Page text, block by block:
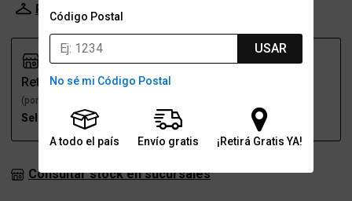
Código Postal
USAR
No sé mi Código Postal
A todo el país Envío gratis ¡Retirá Gratis YA!
Probador Virtual
Retiro
(por una sucursal)
Seleccioná talle Seleccioná talle
Consultar stock en sucursales